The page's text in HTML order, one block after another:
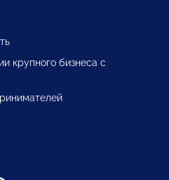
крупного бизнеса с